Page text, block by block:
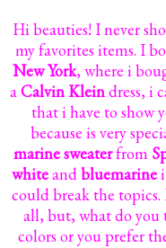
Hi beauties! I never
my favorites items. I
New York, where i
aCalvin Kleindress, i
that i have to show
because is very
marine sweaterfrom
whiteandbluemarinei
could break the
all, but, what do you
colors or you prefer